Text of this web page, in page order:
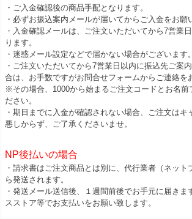
・ご入金確認後の商品手配となります。
・必ずお振込案内メールが届いてからご入金をお願
・入金確認メールは、ご注文いただいてから7営業
ります。
・迷惑メール設定などで届かない場合がございます。
・ご注文いただいてから7営業日以内に振込先ご案
合は、お手数ですがお問合せフォームからご連絡を
※その場合、1000から始まるご注文コードとお名前
ださい。
・期日までに入金が確認されない場合、ご注文はキ
悪しからず、ご了承くださいませ。
NP後払いの場合
・請求書はご注文商品とは別に、代行業者（ネット
ら発送されます。
・発送メール送信後、１週間前後でお手元に届きま
スストア等でお支払いをお願い致します。